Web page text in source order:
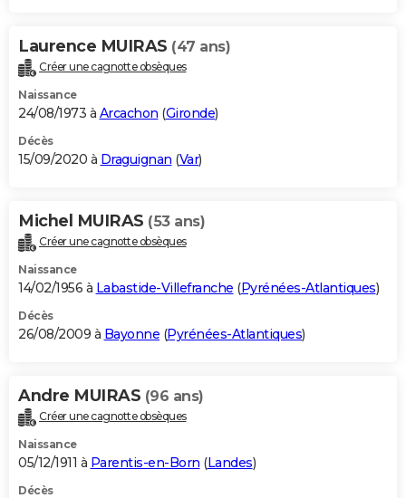
Carte de Noël
Carte Bonne année
Carte Saint-Valentin
Carte Pâques
Carte d'anniversaire
DICTIONNAIRE
Dictionnaire
Biographies
Citations
Expressions
Proverbes
PROGRAMME TV
S'inscrire
Se connecter
Lycées
Collèges
Primaires
Universités
Entreprises
Service militaire
Avis de recherche
AVIS DE DÉCÈS
Bricolage
Lifestyle
Culture
Sport
Auto
Television
Voyage
Cinema
Laurence MUIRAS (47 ans)
Créer une cagnotte obsèques
Naissance
24/08/1973 à Arcachon (Gironde)
Décès
15/09/2020 à Draguignan (Var)
Michel MUIRAS (53 ans)
Créer une cagnotte obsèques
Naissance
14/02/1956 à Labastide-Villefranche (Pyrénées-Atlantiques)
Décès
26/08/2009 à Bayonne (Pyrénées-Atlantiques)
Andre MUIRAS (96 ans)
Créer une cagnotte obsèques
Naissance
05/12/1911 à Parentis-en-Born (Landes)
Décès